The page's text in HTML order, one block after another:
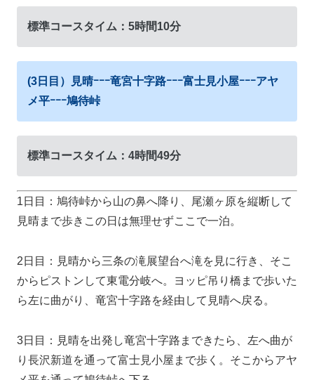
標準コースタイム：5時間10分
(3日目）見晴ｰｰｰ竜宮十字路ｰｰｰ富士見小屋ｰｰｰアヤ
メ平ｰｰｰ鳩待峠
標準コースタイム：4時間49分
1日目：鳩待峠から山の鼻へ降り、尾瀬ヶ原を縦断して
見晴まで歩きこの日は無理せずここで一泊。
2日目：見晴から三条の滝展望台へ滝を見に行き、そこ
からピストンして東電分岐へ。ヨッピ吊り橋まで歩いた
ら左に曲がり、竜宮十字路を経由して見晴へ戻る。
3日目：見晴を出発し竜宮十字路まできたら、左へ曲が
り長沢新道を通って富士見小屋まで歩く。そこからアヤ